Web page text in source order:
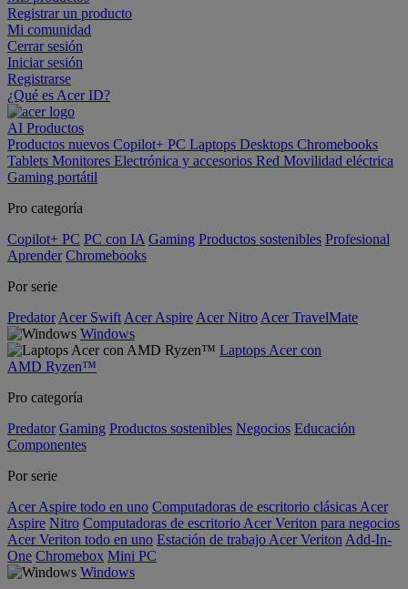
Registrar un producto
Mi comunidad
Cerrar sesión
Iniciar sesión
Registrarse
¿Qué es Acer ID?
AI Productos
Productos nuevos Copilot+ PC Laptops Desktops Chromebooks
Tablets Monitores Electrónica y accesorios Red Movilidad eléctrica
Gaming portátil
Pro categoría
Copilot+ PC PC con IA Gaming Productos sostenibles Profesional
Aprender Chromebooks
Por serie
Predator Acer Swift Acer Aspire Acer Nitro Acer TravelMate
Windows
Laptops Acer con
AMD Ryzen™
Pro categoría
Predator Gaming Productos sostenibles Negocios Educación
Componentes
Por serie
Acer Aspire todo en uno Computadoras de escritorio clásicas Acer
Aspire Nitro Computadoras de escritorio Acer Veriton para negocios
Acer Veriton todo en uno Estación de trabajo Acer Veriton Add-In-
One Chromebox Mini PC
Windows